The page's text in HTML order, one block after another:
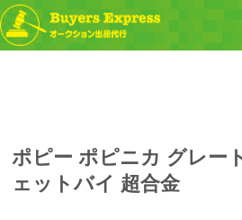
ポピー ポピニカ グレー
ェットバイ 超合金